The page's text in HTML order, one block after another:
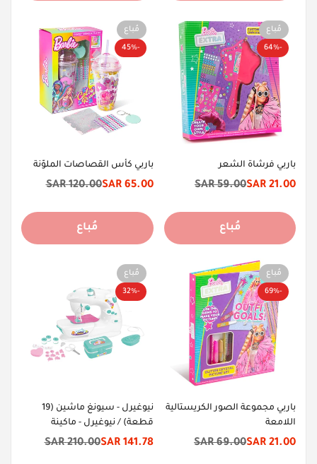
مُباع
-64%
باربي فرشاة الشعر
سعر
21.00 SAR
السعر
59.00 SAR
مُباع
مُباع
-45%
باربي كأس القصاصات الملوّنة
سعر
65.00 SAR
السعر
120.00 SAR
مُباع
مُباع
-69%
باربي مجموعة الصور الكريستالية
اللامعة
سعر
21.00 SAR
السعر
69.00 SAR
مُباع
-32%
نيوغيرل - سيونغ ماشين (19
قطعة) / نيوغيرل - ماكينة
الخياطة (19 قطعة)
سعر
141.78 SAR
السعر
210.00 SAR